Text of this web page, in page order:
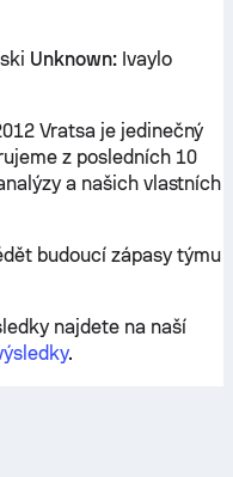
Unknown:Ivaylo
Vratsa je jedinečný
z posledních 10
a našich vlastních
budoucí zápasy týmu
najdete na naší
.